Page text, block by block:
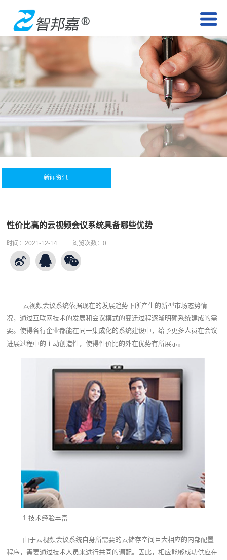
新闻资讯
性价比高的云视频会议系统具备哪些优势
时间： 2021-12-14 浏览次数：0
云视频会议系统依据现在的发展趋势下所产生的新型市场态势情
况，通过互联网技术的发展和会议模式的变迁过程逐渐明确系统建成的需
要。使得各行企业都能在同一集成化的系统建设中，给予更多人员在会议
进展过程中的主动创造性，使得性价比的外在优势有所展示。
1.技术经验丰富
由于云视频会议系统自身所需要的云储存空间巨大相应的内部配置
程序，需要通过技术人员来进行共同的调配。因此，相应能够成功供应在